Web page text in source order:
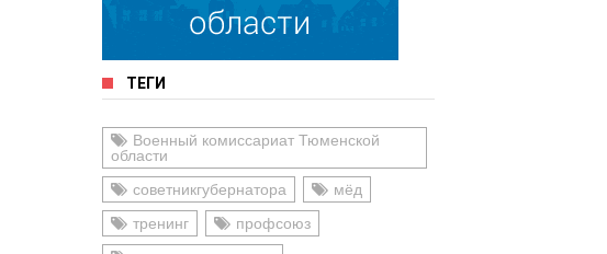
ТЕГИ
Военный комиссариат Тюменской
области
советникгубернатора
мёд
тренинг
профсоюз